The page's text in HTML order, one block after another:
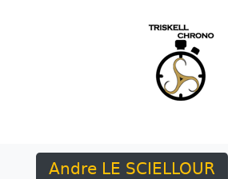
Andre LE SCIELLOUR